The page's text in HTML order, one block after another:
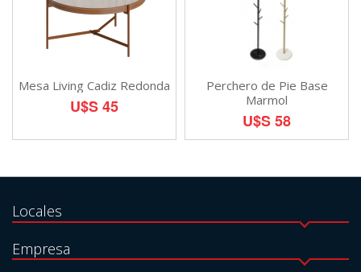
Mesa Living Cadiz Redonda
U$S 45
Perchero de Pie Base
Marmol
U$S 58
Locales
Empresa